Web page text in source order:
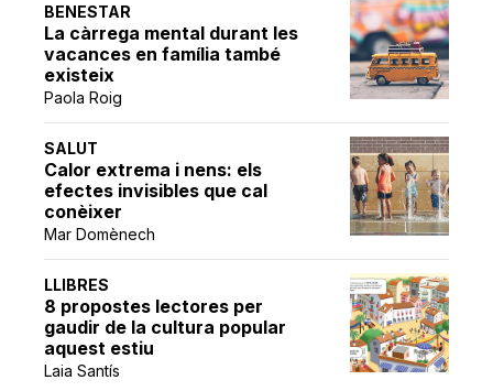
BENESTAR
La càrrega mental durant les
vacances en família també
existeix
Paola Roig
SALUT
Calor extrema i nens: els
efectes invisibles que cal
conèixer
Mar Domènech
LLIBRES
8 propostes lectores per
gaudir de la cultura popular
aquest estiu
Laia Santís